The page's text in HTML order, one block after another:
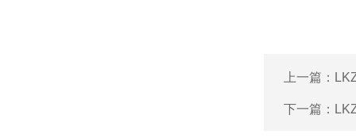
上一篇：
下一篇：